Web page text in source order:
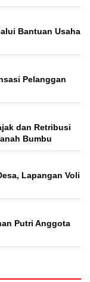
Bantuan Usaha
Pelanggan
dan Retribusi
Bumbu
Lapangan Voli
Putri Anggota